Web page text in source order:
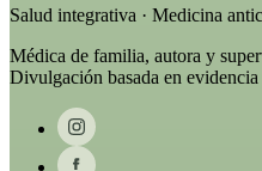
Salud integrativa · Medicina
Médica de familia, autora y
Divulgación basada en evidencia